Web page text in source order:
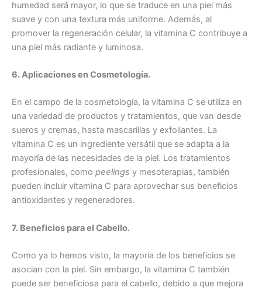
humedad será mayor, lo que se traduce en una piel más
suave y con una textura más uniforme. Además, al
promover la regeneración celular, la vitamina C contribuye a
una piel más radiante y luminosa.
6. Aplicaciones en Cosmetología.
En el campo de la cosmetología, la vitamina C se utiliza en
una variedad de productos y tratamientos, que van desde
sueros y cremas, hasta mascarillas y exfoliantes. La
vitamina C es un ingrediente versátil que se adapta a la
mayoría de las necesidades de la piel. Los tratamientos
profesionales, como peelings y mesoterapias, también
pueden incluir vitamina C para aprovechar sus beneficios
antioxidantes y regeneradores.
7. Beneficios para el Cabello.
Como ya lo hemos visto, la mayoría de los beneficios se
asocian con la piel. Sin embargo, la vitamina C también
puede ser beneficiosa para el cabello, debido a que mejora